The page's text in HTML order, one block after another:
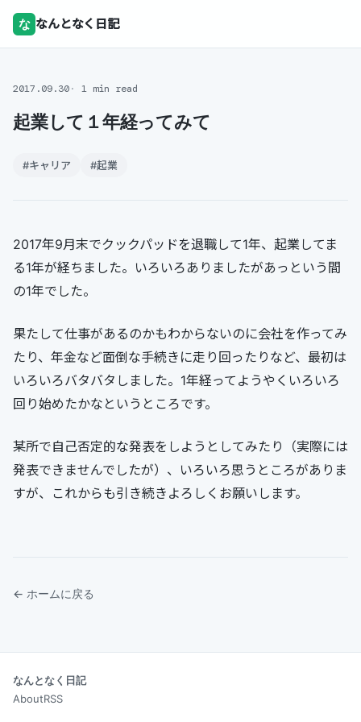
な なんとなく日記
2017.09.30 1 min read
起業して１年経ってみて
#キャリア #起業
2017年9月末でクックパッドを退職して1年、起業してま
る1年が経ちました。いろいろありましたがあっという間
の1年でした。
果たして仕事があるのかもわからないのに会社を作ってみ
たり、年金など面倒な手続きに走り回ったりなど、最初は
いろいろバタバタしました。1年経ってようやくいろいろ
回り始めたかなというところです。
某所で自己否定的な発表をしようとしてみたり（実際には
発表できませんでしたが）、いろいろ思うところがありま
すが、これからも引き続きよろしくお願いします。
← ホームに戻る
なんとなく日記
AboutRSS